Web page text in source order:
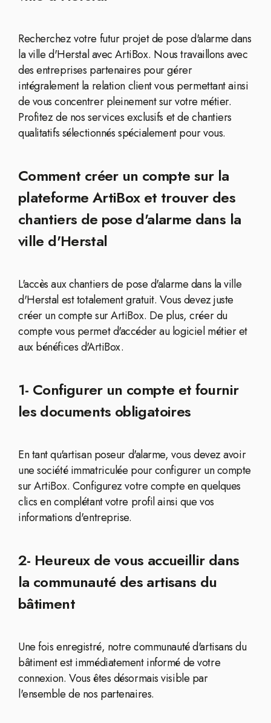
Recherchez votre futur projet de pose d'alarme dans
la ville d'Herstal avec ArtiBox. Nous travaillons avec
des entreprises partenaires pour gérer
intégralement la relation client vous permettant ainsi
de vous concentrer pleinement sur votre métier.
Profitez de nos services exclusifs et de chantiers
qualitatifs sélectionnés spécialement pour vous.
Comment créer un compte sur la
plateforme ArtiBox et trouver des
chantiers de pose d'alarme dans la
ville d'Herstal
L'accès aux chantiers de pose d'alarme dans la ville
d'Herstal est totalement gratuit. Vous devez juste
créer un compte sur ArtiBox. De plus, créer du
compte vous permet d'accéder au logiciel métier et
aux bénéfices d'ArtiBox.
1- Configurer un compte et fournir
les documents obligatoires
En tant qu'artisan poseur d'alarme, vous devez avoir
une société immatriculée pour configurer un compte
sur ArtiBox. Configurez votre compte en quelques
clics en complétant votre profil ainsi que vos
informations d'entreprise.
2- Heureux de vous accueillir dans
la communauté des artisans du
bâtiment
Une fois enregistré, notre communauté d'artisans du
bâtiment est immédiatement informé de votre
connexion. Vous êtes désormais visible par
l'ensemble de nos partenaires.